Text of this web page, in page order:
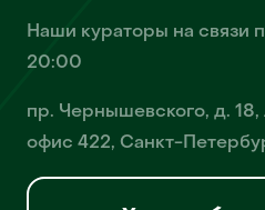
Наши кураторы на связи
20:00
пр. Чернышевского, д.
офис 422, Санкт-